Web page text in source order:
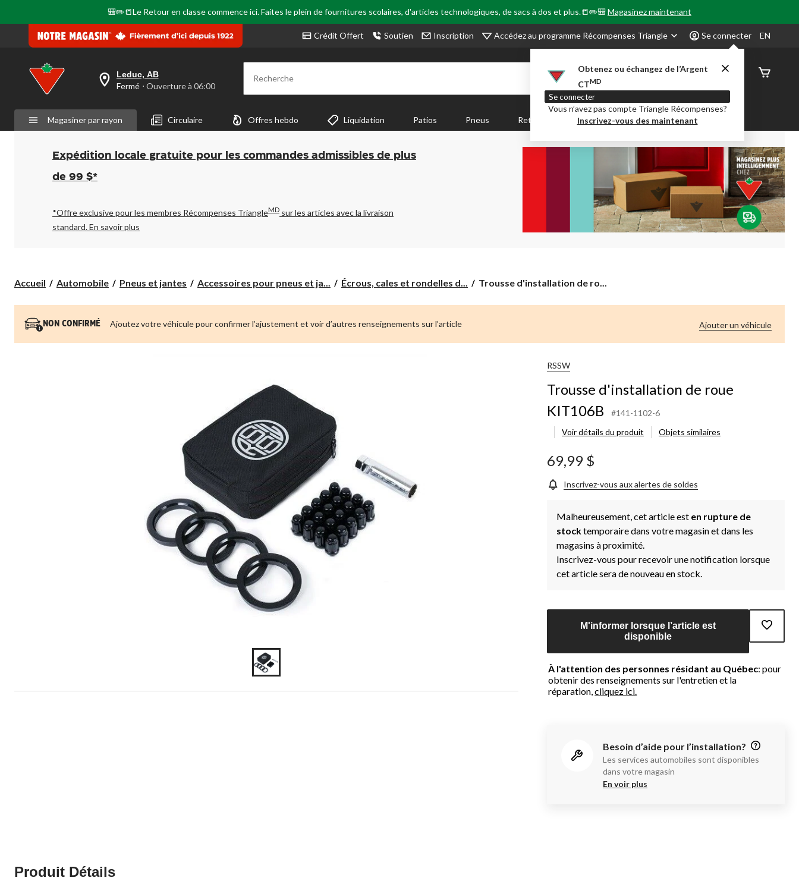
🎒✏️📒Le Retour en classe commence ici. Faites le plein de fournitures scolaires, d'articles technologiques, de sacs à dos et plus.📒✏️🎒Magasinez maintenant
Crédit Offert Soutien Inscription Accédez au programme Récompenses Triangle Se connecter
Obtenez ou échangez de l’Argent
CTMD
Se connecter
Vous n’avez pas compte Triangle Récompenses?
Inscrivez-vous des maintenant
EN
votre
est
Leduc,
AB,
Fermé,
Ouverture
à
pour
changer
Leduc, AB
Fermé ⋅ Ouverture à 06:00 Recherche
État de
Magasiner par rayon Circulaire Offres hebdo Liquidation Patios Pneus Retour en Classe Party City Centre-auto
Expédition locale gratuite pour les commandes admissibles de plus
de 99 $*
*Offre exclusive pour les membres Récompenses TriangleMD sur les articles avec la livraison
standard.En savoir plus
Accueil Automobile Pneus et jantes Accessoires pour pneus et ja... Écrous, cales et rondelles d...
Trousse
de
Trousse d'installation de ro...
NON CONFIRMÉ Ajoutez votre véhicule pour confirmer l’ajustement et voir d’autres renseignements sur l’article Ajouter un véhicule
RSSW
Trousse d'installation de roue
KIT106B
#141-1102-6
Voir détails du produit
Objets similaires
69,99 $
Inscrivez-vous aux alertes de soldes
Malheureusement, cet article est en rupture de
stocktemporaire dans votre magasin et dans les
magasins à proximité.
Inscrivez-vous pour recevoir une notification lorsque
cet article sera de nouveau en stock.
M'informer lorsque l’article est
disponible
À l'attention des personnes résidant au Québec: pour
obtenir des renseignements sur l'entretien et la
réparation,cliquez ici.
Besoin d’aide pour l’installation?
Les services automobiles sont disponibles
dans votre magasin
En voir plus
Produit Détails